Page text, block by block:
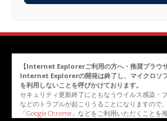
【Internet Explorerご利用の方へ・推奨ブラウザ
Internet Explorerの開発は終了し、マイクロ
を利用しないことを呼びかけております。
セキュリティ更新終了にともなうウイルス感染・
などのトラブルが起こりうることになりますので
「Google Chrome 」などをご利用いただくことを